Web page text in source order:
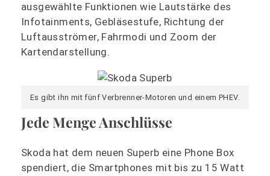
ausgewählte Funktionen wie Lautstärke des
Infotainments, Gebläsestufe, Richtung der
Luftausströmer, Fahrmodi und Zoom der
Kartendarstellung.
Es gibt ihn mit fünf Verbrenner-Motoren und einem PHEV.
Jede Menge Anschlüsse
Skoda hat dem neuen Superb eine Phone Box
spendiert, die Smartphones mit bis zu 15 Watt